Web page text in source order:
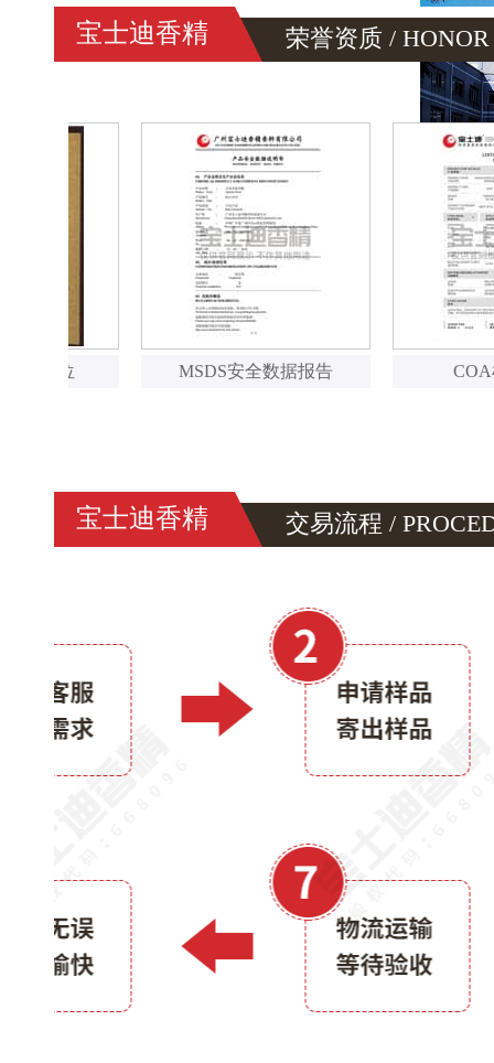
宝士迪香精 荣誉资质 / HONOR
MSDS安全数据报告 COA检测报告
宝士迪香精 交易流程 /